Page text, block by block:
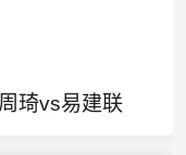
周琦vs易建联